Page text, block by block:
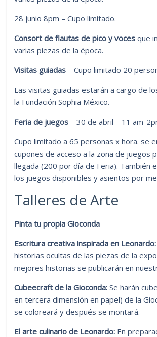
28 junio 8pm – Cupo limitado.
Consort de flautas de pico y voces que
varias piezas de la época.
Visitas guiadas – Cupo limitado 20
Las visitas guiadas estarán a cargo de
la Fundación Sophia México.
Feria de juegos – 30 de abril – 11 am-
Cupo limitado a 65 personas x hora. se
cupones de acceso a la zona de juegos
llegada (200 por día de Feria). También
los juegos disponibles y asientos por
Talleres de Arte
Pinta tu propia Gioconda
Escritura creativa inspirada en Leonardo:
historias ocultas de las piezas de la
mejores historias se publicarán en
Cubeecraft de la Gioconda:Se harán
en tercera dimensión en papel) de la
se coloreará y después se montará.
El arte culinario de Leonardo: En